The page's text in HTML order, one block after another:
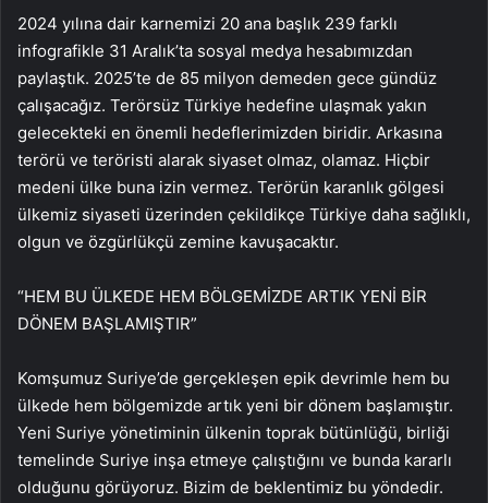
2024 yılına dair karnemizi 20 ana başlık 239 farklı
infografikle 31 Aralık’ta sosyal medya hesabımızdan
paylaştık. 2025’te de 85 milyon demeden gece gündüz
çalışacağız. Terörsüz Türkiye hedefine ulaşmak yakın
gelecekteki en önemli hedeflerimizden biridir. Arkasına
terörü ve teröristi alarak siyaset olmaz, olamaz. Hiçbir
medeni ülke buna izin vermez. Terörün karanlık gölgesi
ülkemiz siyaseti üzerinden çekildikçe Türkiye daha sağlıklı,
olgun ve özgürlükçü zemine kavuşacaktır.
“HEM BU ÜLKEDE HEM BÖLGEMİZDE ARTIK YENİ BİR
DÖNEM BAŞLAMIŞTIR”
Komşumuz Suriye’de gerçekleşen epik devrimle hem bu
ülkede hem bölgemizde artık yeni bir dönem başlamıştır.
Yeni Suriye yönetiminin ülkenin toprak bütünlüğü, birliği
temelinde Suriye inşa etmeye çalıştığını ve bunda kararlı
olduğunu görüyoruz. Bizim de beklentimiz bu yöndedir.